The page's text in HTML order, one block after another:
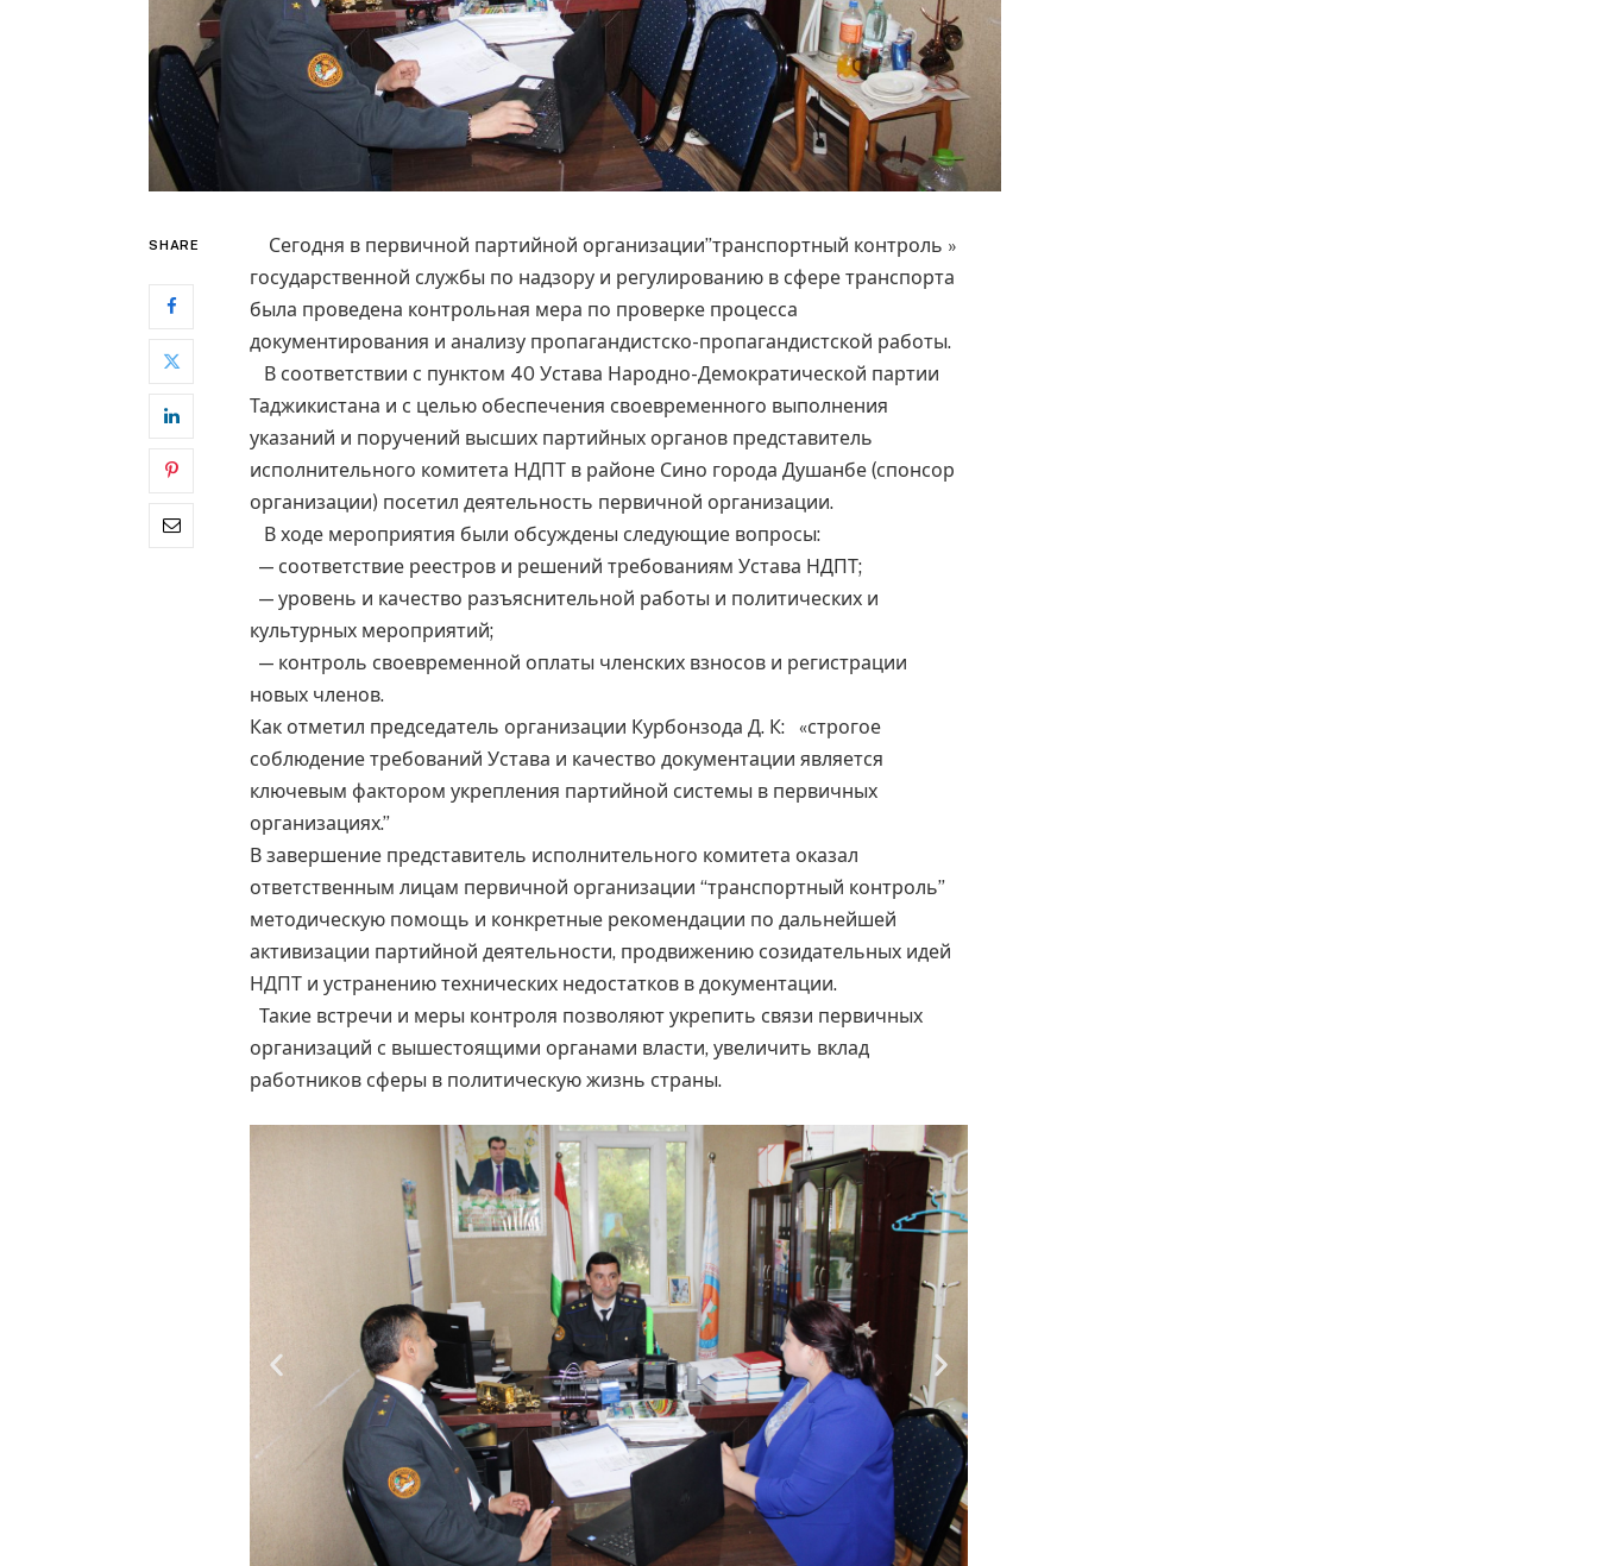
SHARE
Сегодня в первичной партийной организации”транспортный контроль »
государственной службы по надзору и регулированию в сфере транспорта
была проведена контрольная мера по проверке процесса
документирования и анализу пропагандистско-пропагандистской работы.
В соответствии с пунктом 40 Устава Народно-Демократической партии
Таджикистана и с целью обеспечения своевременного выполнения
указаний и поручений высших партийных органов представитель
исполнительного комитета НДПТ в районе Сино города Душанбе (спонсор
организации) посетил деятельность первичной организации.
В ходе мероприятия были обсуждены следующие вопросы:
— соответствие реестров и решений требованиям Устава НДПТ;
— уровень и качество разъяснительной работы и политических и
культурных мероприятий;
— контроль своевременной оплаты членских взносов и регистрации
новых членов.
Как отметил председатель организации Курбонзода Д. К: «строгое
соблюдение требований Устава и качество документации является
ключевым фактором укрепления партийной системы в первичных
организациях.”
В завершение представитель исполнительного комитета оказал
ответственным лицам первичной организации “транспортный контроль”
методическую помощь и конкретные рекомендации по дальнейшей
активизации партийной деятельности, продвижению созидательных идей
НДПТ и устранению технических недостатков в документации.
Такие встречи и меры контроля позволяют укрепить связи первичных
организаций с вышестоящими органами власти, увеличить вклад
работников сферы в политическую жизнь страны.